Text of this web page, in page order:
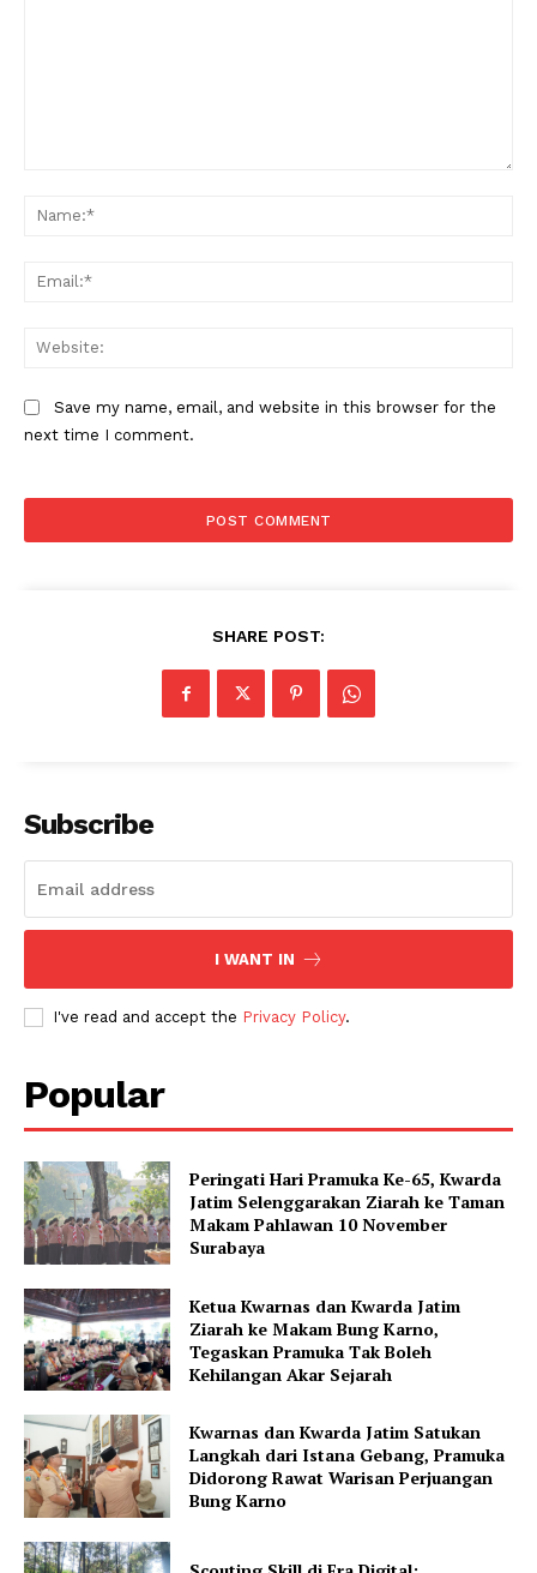
Save my name, email, and website in this browser for the
next time I comment.
SHARE POST:
Subscribe
I WANT IN
I've read and accept the Privacy Policy.
Popular
Peringati Hari Pramuka Ke-65, Kwarda
Jatim Selenggarakan Ziarah ke Taman
Makam Pahlawan 10 November
Surabaya
Ketua Kwarnas dan Kwarda Jatim
Ziarah ke Makam Bung Karno,
Tegaskan Pramuka Tak Boleh
Kehilangan Akar Sejarah
Kwarnas dan Kwarda Jatim Satukan
Langkah dari Istana Gebang, Pramuka
Didorong Rawat Warisan Perjuangan
Bung Karno